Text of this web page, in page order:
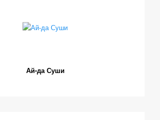
Ай-да Суши